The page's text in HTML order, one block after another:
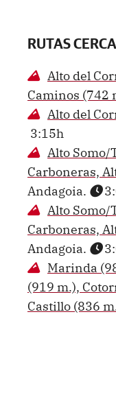
RUTAS
Alto del
Caminos (742
Alto del
3:15h
Alto Somo/
Carboneras,
Andagoia.
Alto Somo/
Carboneras,
Andagoia.
Marinda
(919 m.),
Castillo (836